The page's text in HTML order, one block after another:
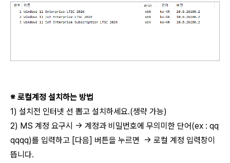
※ 로컬계정 설치하는 방법
1) 설치전 인터넷 선 뽑고 설치하세요.(생략 가능)
2) MS 계정 요구시 → 계정과 비밀번호에 무의미한 단어(ex : qq
qqqq)를 입력하고 [다음] 버튼을 누르면 → 로컬 계정 입력창이
뜹니다.